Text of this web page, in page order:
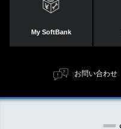
My SoftBank
お問い合わせ